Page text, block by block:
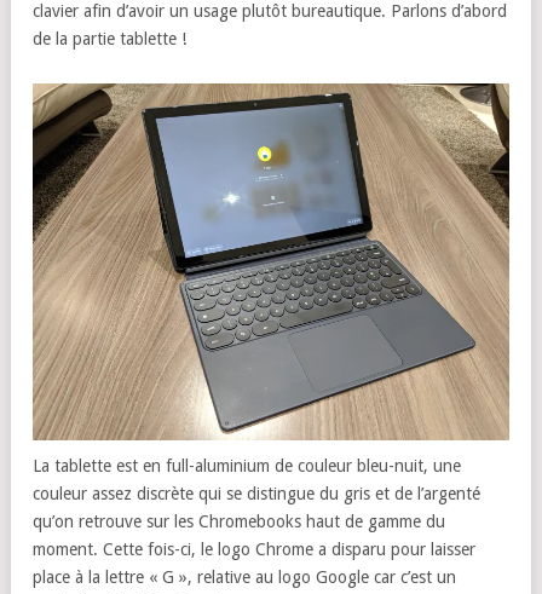
clavier afin d’avoir un usage plutôt bureautique. Parlons d’abord
de la partie tablette !
La tablette est en full-aluminium de couleur bleu-nuit, une
couleur assez discrète qui se distingue du gris et de l’argenté
qu’on retrouve sur les Chromebooks haut de gamme du
moment. Cette fois-ci, le logo Chrome a disparu pour laisser
place à la lettre « G », relative au logo Google car c’est un